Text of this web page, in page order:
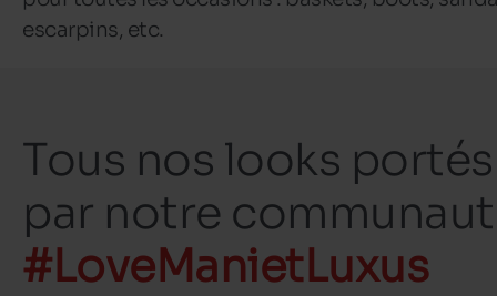
escarpins, etc.
Tous nos looks portés
par notre
#LoveManietLuxus